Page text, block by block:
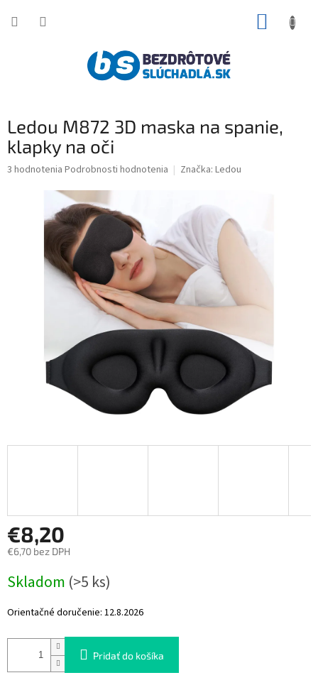
Ledou M872 3D maska na spanie,
klapky na oči
Priemerné
hviezdičiek.
3 hodnotenia Podrobnosti hodnotenia Značka: Ledou
€8,20
€6,70 bez DPH
cena:
Skladom (>5 ks)
Orientačné doručenie: 12.8.2026
Pridať do košíka